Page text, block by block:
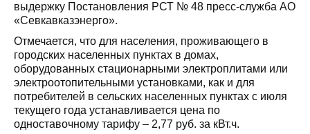
выдержку Постановления РСТ № 48 пресс-служба АО
«Севкавказэнерго».
Отмечается, что для населения, проживающего в
городских населенных пунктах в домах,
оборудованных стационарными электроплитами или
электроотопительными установками, как и для
потребителей в сельских населенных пунктах с июля
текущего года устанавливается цена по
одноставочному тарифу – 2,77 руб. за кВт.ч.